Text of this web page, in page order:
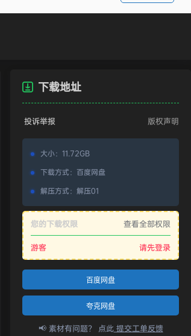
下载地址
投诉举报 版权声明
大小： 11.72GB
下载方式： 百度网盘
解压方式： 解压01
您的下载权限 查看全部权限
游客 请先登录
百度网盘
夸克网盘
📢 素材有问题？ 点此提交工单反馈